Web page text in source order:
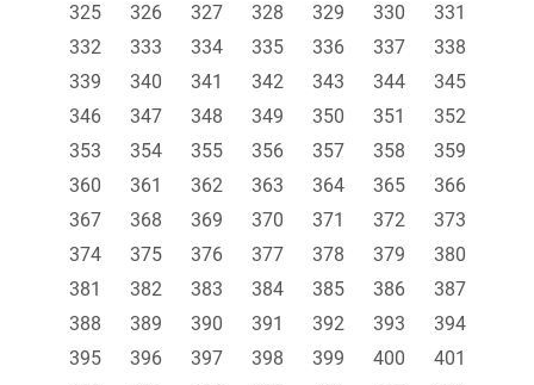
325
326 327 328 329 330
331
332
333 334 335 336 337
338
339
340 341 342 343 344
345
346
347 348 349 350 351
352
353
354 355 356 357 358
359
360
361 362 363 364 365
366
367
368 369 370 371 372
373
374
375 376 377 378 379
380
381
382 383 384 385 386
387
388
389 390 391 392 393
394
395
396 397 398 399 400
401